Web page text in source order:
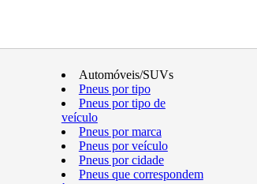
Automóveis/SUVs
Pneus por tipo
Pneus por tipo de
veículo
Pneus por marca
Pneus por veículo
Pneus por cidade
Pneus que correspondem